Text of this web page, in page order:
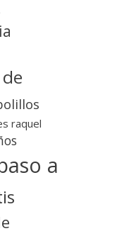
raquel
a